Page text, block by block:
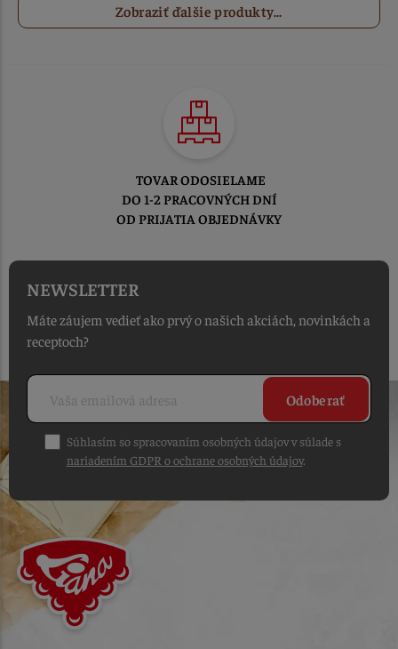
Zobraziť ďalšie produkty...
TOVAR ODOSIELAME
DO 1-2 PRACOVNÝCH DNÍ
OD PRIJATIA OBJEDNÁVKY
NEWSLETTER
Máte záujem vedieť ako prvý o našich akciách, novinkách a
receptoch?
Odoberať
Súhlasím so spracovaním osobných údajov v súlade s
nariadením GDPR o ochrane osobných údajov.